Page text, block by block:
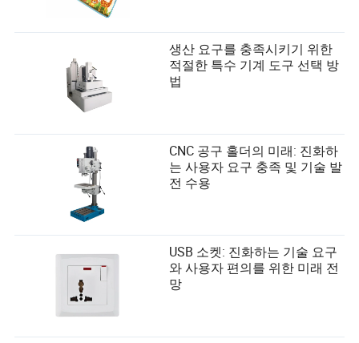
생산 요구를 충족시키기 위한
적절한 특수 기계 도구 선택 방
법
CNC 공구 홀더의 미래: 진화하
는 사용자 요구 충족 및 기술 발
전 수용
USB 소켓: 진화하는 기술 요구
와 사용자 편의를 위한 미래 전
망